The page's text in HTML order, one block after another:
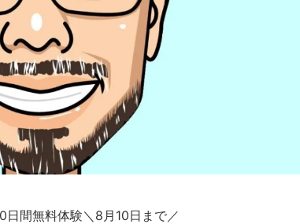
間無料体験＼8月10日まで／